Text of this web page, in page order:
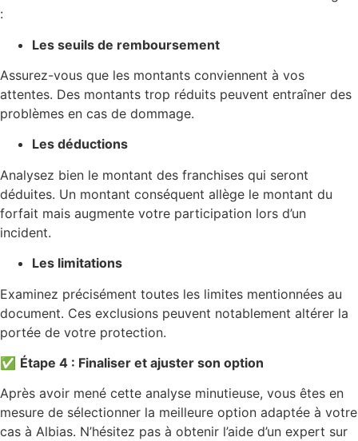
:
Les seuils de remboursement
Assurez-vous que les montants conviennent à vos
attentes. Des montants trop réduits peuvent entraîner des
problèmes en cas de dommage.
Les déductions
Analysez bien le montant des franchises qui seront
déduites. Un montant conséquent allège le montant du
forfait mais augmente votre participation lors d’un
incident.
Les limitations
Examinez précisément toutes les limites mentionnées au
document. Ces exclusions peuvent notablement altérer la
portée de votre protection.
✅ Étape 4 : Finaliser et ajuster son option
Après avoir mené cette analyse minutieuse, vous êtes en
mesure de sélectionner la meilleure option adaptée à votre
cas à Albias. N’hésitez pas à obtenir l’aide d’un expert sur